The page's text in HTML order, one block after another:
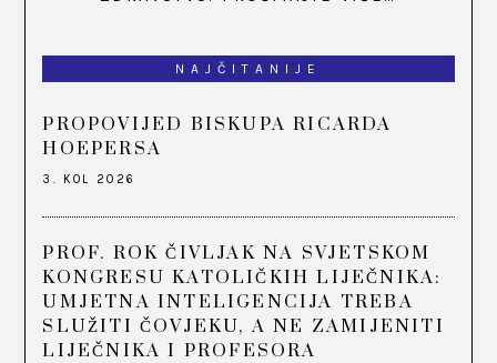
NAJČITANIJE
PROPOVIJED BISKUPA RICARDA
HOEPERSA
3. KOL 2026
PROF. ROK ČIVLJAK NA SVJETSKOM
KONGRESU KATOLIČKIH LIJEČNIKA:
UMJETNA INTELIGENCIJA TREBA
SLUŽITI ČOVJEKU, A NE ZAMIJENITI
LIJEČNIKA I PROFESORA